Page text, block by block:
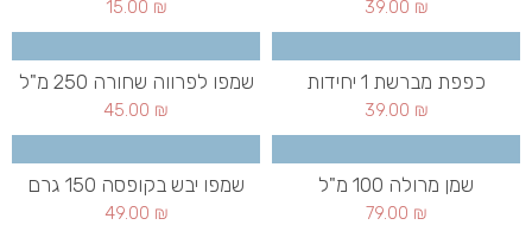
39.00 ₪
15.00 ₪
כפפת מברשת 1 יחידות
39.00 ₪
שמפו לפרווה שחורה 250 מ"ל
45.00 ₪
שמן מרולה 100 מ"ל
79.00 ₪
שמפו יבש בקופסה 150 גרם
49.00 ₪